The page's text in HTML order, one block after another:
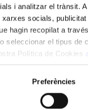
i analitzar el trànsit.
socials,
hagin recopilat a
seleccionar el tipus
Política de Cookies
Preferències
amb*